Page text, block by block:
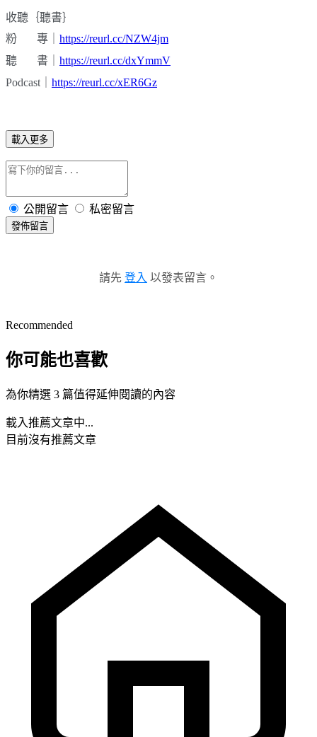
收聽｛聽書｝
粉
專｜ https://reurl.cc/NZW4jm
聽
書｜ https://reurl.cc/dxYmmV
Podcast
https://reurl.cc/xER6Gz
載入更多
公開留言 私密留言
發佈留言
請先 登入 以發表留言。
Recommended
你可能也喜歡
為你精選 3 篇值得延伸閱讀的內容
載入推薦文章中...
目前沒有推薦文章